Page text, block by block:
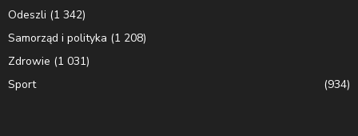
Odeszli (1 342)
Samorząd i polityka (1 208)
Zdrowie (1 031)
Sport
(934)